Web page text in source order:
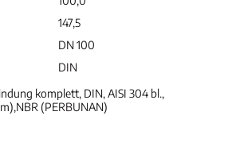
147,5
DN 100
DIN
komplett, DIN, AISI 304 bl.,
(PERBUNAN)